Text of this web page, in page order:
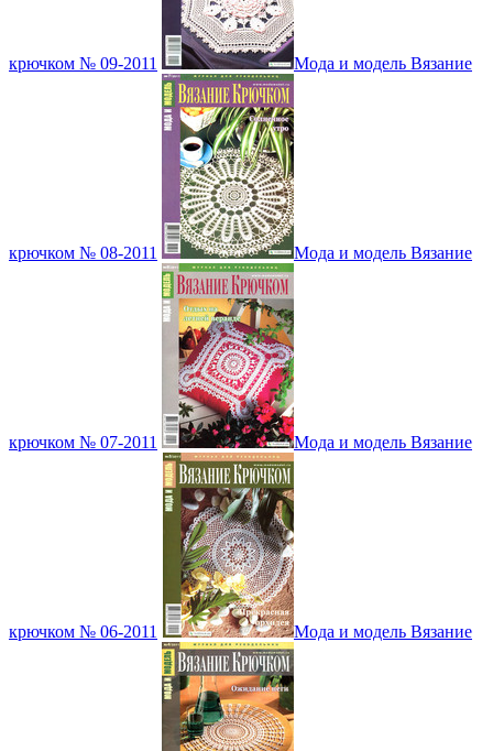
крючком № 09-2011 Мода и модель Вязание
крючком № 08-2011 Мода и модель Вязание
крючком № 07-2011 Мода и модель Вязание
крючком № 06-2011 Мода и модель Вязание